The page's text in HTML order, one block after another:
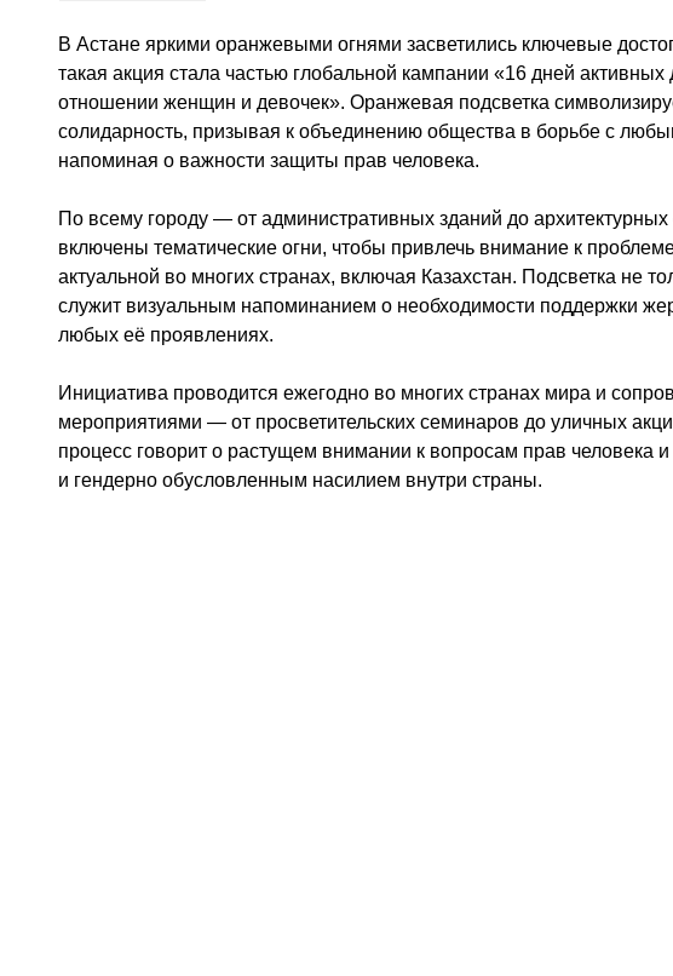
В Астане яркими оранжевыми огнями засветились ключевые
такая акция стала частью глобальной кампании «16 дней
отношении женщин и девочек». Оранжевая подсветка
солидарность, призывая к объединению общества в борьбе с
напоминая о важности защиты прав человека.
По всему городу — от административных зданий до
включены тематические огни, чтобы привлечь внимание к
актуальной во многих странах, включая Казахстан. Подсветка не
служит визуальным напоминанием о необходимости поддержки
любых её проявлениях.
Инициатива проводится ежегодно во многих странах мира и
мероприятиями — от просветительских семинаров до уличных
процесс говорит о растущем внимании к вопросам прав человека
и гендерно обусловленным насилием внутри страны.